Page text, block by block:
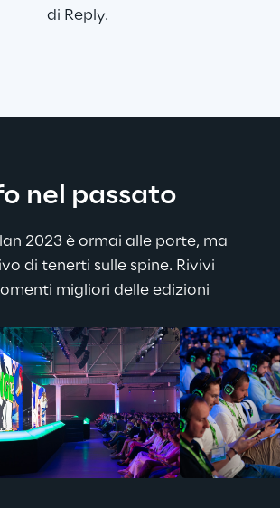
di Reply.
nel passato
2023 è ormai alle porte, ma
di tenerti sulle spine. Rivivi
migliori delle edizioni